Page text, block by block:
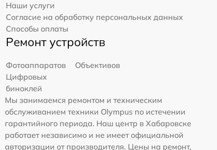
Наши услуги
Согласие на обработку персональных данных
Способы оплаты
Ремонт устройств
Фотоаппаратов
Объективов
Цифровых
биноклей
Мы занимаемся ремонтом и техническим
обслуживанием техники Olympus по истечении
гарантийного периода. Наш центр в Хабаровске
работает независимо и не имеет официальной
авторизации от производителя. Цены на ремонт,